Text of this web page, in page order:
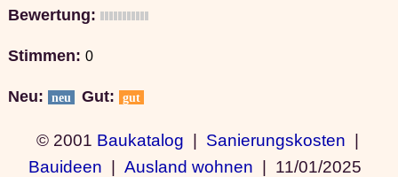
Bewertung:
Stimmen: 0
Neu: neu Gut: gut
© 2001 Baukatalog | Sanierungskosten |
Bauideen | Ausland wohnen | 11/01/2025